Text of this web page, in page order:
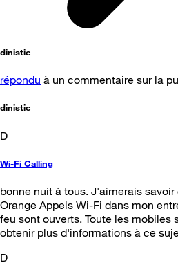
dinistic
répondu à un commentaire sur la
dinistic
D
Wi-Fi Calling
bonne nuit à tous. J'aimerais
Orange Appels Wi-Fi dans mon
feu sont ouverts. Toute les mobiles
obtenir plus d'informations à ce
D